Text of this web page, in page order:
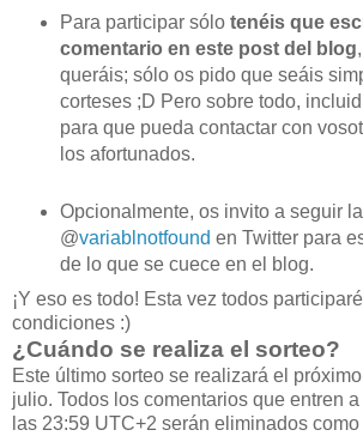
Para participar sólo tenéis que
comentario en este post del blog
queráis; sólo os pido que seáis
corteses ;D Pero sobre todo,
para que pueda contactar con
los afortunados.
Opcionalmente, os invito a seguir
@variablnotfound en Twitter para
de lo que se cuece en el blog.
¡Y eso es todo! Esta vez todos
condiciones :)
¿Cuándo se realiza el sorteo?
Este último sorteo se realizará el
julio. Todos los comentarios que entren
las 23:59 UTC+2 serán eliminados